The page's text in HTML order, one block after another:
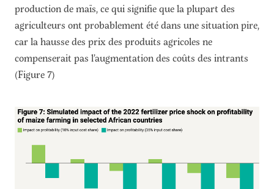
production de maïs, ce qui signifie que la plupart des
agriculteurs ont probablement été dans une situation pire,
car la hausse des prix des produits agricoles ne
compenserait pas l’augmentation des coûts des intrants
(Figure 7)